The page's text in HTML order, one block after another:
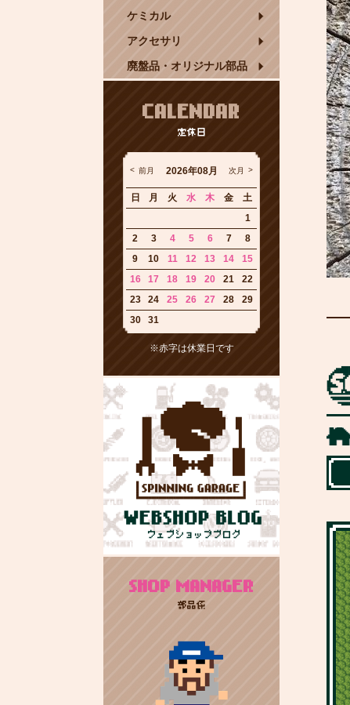
ケミカル
アクセサリ
廃盤品・オリジナル部品
CALENDAR
定休日
2026年08月
前月 次月
日 月 火 水 木 金
土
1
2
3 4 5 6 7
8
9
10 11 12 13 14
15
16
17 18 19 20 21
22
23
24 25 26 27 28
29
30
31
※赤字は休業日です
SHOP MANAGER
部品係